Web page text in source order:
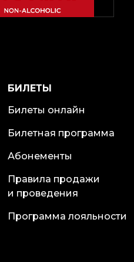
БИЛЕТЫ
Билеты онлайн
Билетная программа
Абонементы
Правила продажи
и проведения
Программа лояльности